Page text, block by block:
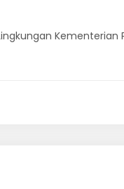
Kementerian